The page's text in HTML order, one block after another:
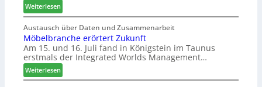
Weiterlesen:
L
e
u
c
o
ä
Austausch über Daten und Zusammenarbeit
Möbelbranche erörtert Zukunft
Am 15. und 16. Juli fand in Königstein im Taunus
erstmals der Integrated Worlds Management…
Weiterlesen:
M